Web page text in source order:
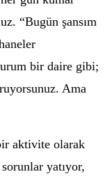
“Bugün şansım
bir daire gibi;
Ama
aktivite olarak
yatıyor,